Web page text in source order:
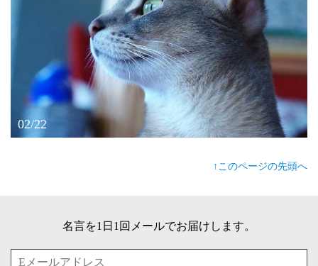
02/22
↑このページの先頭へ
名言を1日1回メールでお届けします。